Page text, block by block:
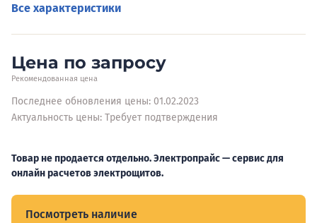
Все характеристики
Цена по запросу
Рекомендованная цена
Последнее обновления цены: 01.02.2023
Актуальность цены: Требует подтверждения
Товар не продается отдельно. Электропрайс — сервис для
онлайн расчетов электрощитов.
Посмотреть наличие